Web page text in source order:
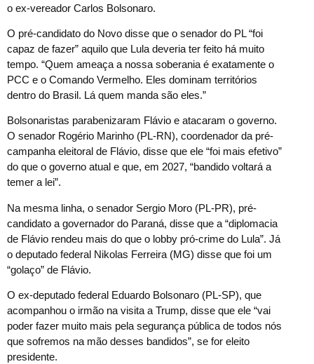
o ex-vereador Carlos Bolsonaro.
O pré-candidato do Novo disse que o senador do PL “foi
capaz de fazer” aquilo que Lula deveria ter feito há muito
tempo. “Quem ameaça a nossa soberania é exatamente o
PCC e o Comando Vermelho. Eles dominam territórios
dentro do Brasil. Lá quem manda são eles.”
Bolsonaristas parabenizaram Flávio e atacaram o governo.
O senador Rogério Marinho (PL-RN), coordenador da pré-
campanha eleitoral de Flávio, disse que ele “foi mais efetivo”
do que o governo atual e que, em 2027, “bandido voltará a
temer a lei”.
Na mesma linha, o senador Sergio Moro (PL-PR), pré-
candidato a governador do Paraná, disse que a “diplomacia
de Flávio rendeu mais do que o lobby pró-crime do Lula”. Já
o deputado federal Nikolas Ferreira (MG) disse que foi um
“golaço” de Flávio.
O ex-deputado federal Eduardo Bolsonaro (PL-SP), que
acompanhou o irmão na visita a Trump, disse que ele “vai
poder fazer muito mais pela segurança pública de todos nós
que sofremos na mão desses bandidos”, se for eleito
presidente.